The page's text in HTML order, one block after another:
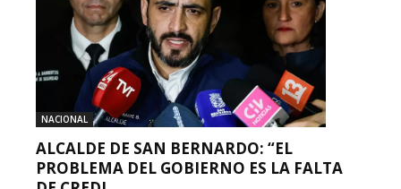
NACIONAL
ALCALDE DE SAN BERNARDO: “EL
PROBLEMA DEL GOBIERNO ES LA FALTA